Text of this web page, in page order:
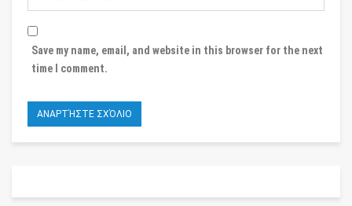
Save my name, email, and website in this browser for the next
time I comment.